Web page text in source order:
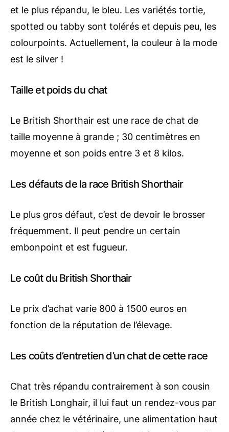
et le plus répandu, le bleu. Les variétés tortie,
spotted ou tabby sont tolérés et depuis peu, les
colourpoints. Actuellement, la couleur à la mode
est le silver !
Taille et poids du chat
Le British Shorthair est une race de chat de
taille moyenne à grande ; 30 centimètres en
moyenne et son poids entre 3 et 8 kilos.
Les défauts de la race British Shorthair
Le plus gros défaut, c’est de devoir le brosser
fréquemment. Il peut pendre un certain
embonpoint et est fugueur.
Le coût du British Shorthair
Le prix d’achat varie 800 à 1500 euros en
fonction de la réputation de l’élevage.
Les coûts d’entretien d’un chat de cette race
Chat très répandu contrairement à son cousin
le British Longhair, il lui faut un rendez-vous par
année chez le vétérinaire, une alimentation haut